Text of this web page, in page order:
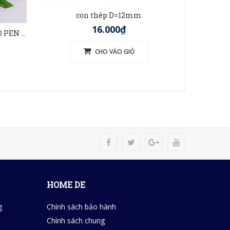
BÚT TRE VIỆT NAM (BAMBOO PEN VIETNAM)
con thép D=12mm
16.000₫
CHO VÀO GIỎ
HOME DE
Chính sách bảo hành
Chính sách chung